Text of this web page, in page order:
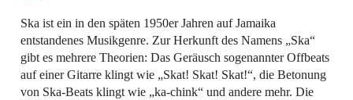
Ska ist ein in den späten 1950er Jahren auf Jamaika
entstandenes Musikgenre. Zur Herkunft des Namens „Ska“
gibt es mehrere Theorien: Das Geräusch sogenannter Offbeats
auf einer Gitarre klingt wie „Skat! Skat! Skat!“, die Betonung
von Ska-Beats klingt wie „ka-chink“ und andere mehr. Die